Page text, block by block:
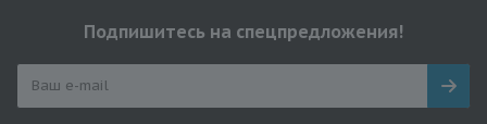
Подпишитесь на спецпредложения!